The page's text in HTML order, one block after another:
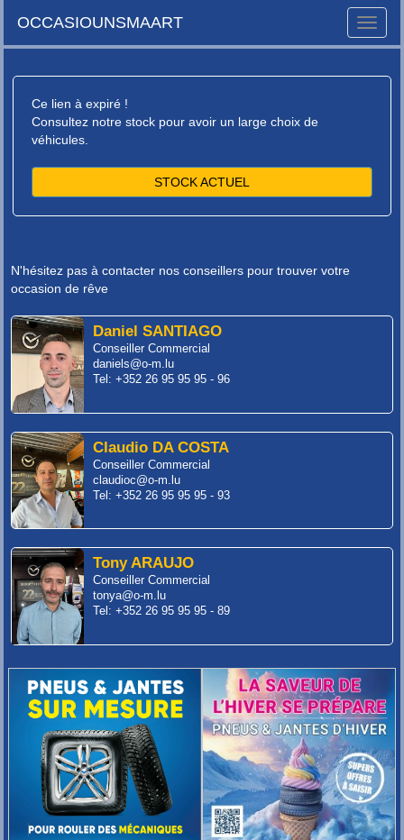
Toggle
OCCASIOUNSMAART
Ce lien à expiré !
Consultez notre stock pour avoir un large choix de
véhicules.
STOCK ACTUEL
N'hésitez pas à contacter nos conseillers pour trouver votre
occasion de rêve
Daniel SANTIAGO
Conseiller Commercial
daniels@o-m.lu
Tel: +352 26 95 95 95 - 96
Claudio DA COSTA
Conseiller Commercial
claudioc@o-m.lu
Tel: +352 26 95 95 95 - 93
Tony ARAUJO
Conseiller Commercial
tonya@o-m.lu
Tel: +352 26 95 95 95 - 89